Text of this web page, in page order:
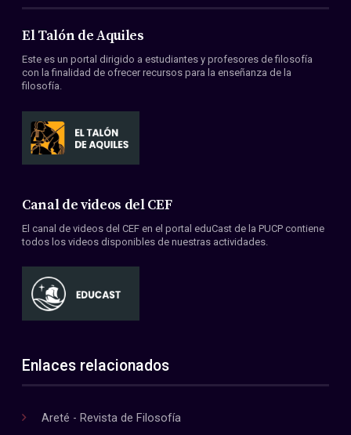
Acerca de nosotros
Miembros
Convenios
El Talón de Aquiles
Este es un portal dirigido a estudiantes y profesores de filosofía
con la finalidad de ofrecer recursos para la enseñanza de la
filosofía.
Canal de videos del CEF
El canal de videos del CEF en el portal eduCast de la PUCP contiene
todos los videos disponibles de nuestras actividades.
Enlaces relacionados
Areté - Revista de Filosofía